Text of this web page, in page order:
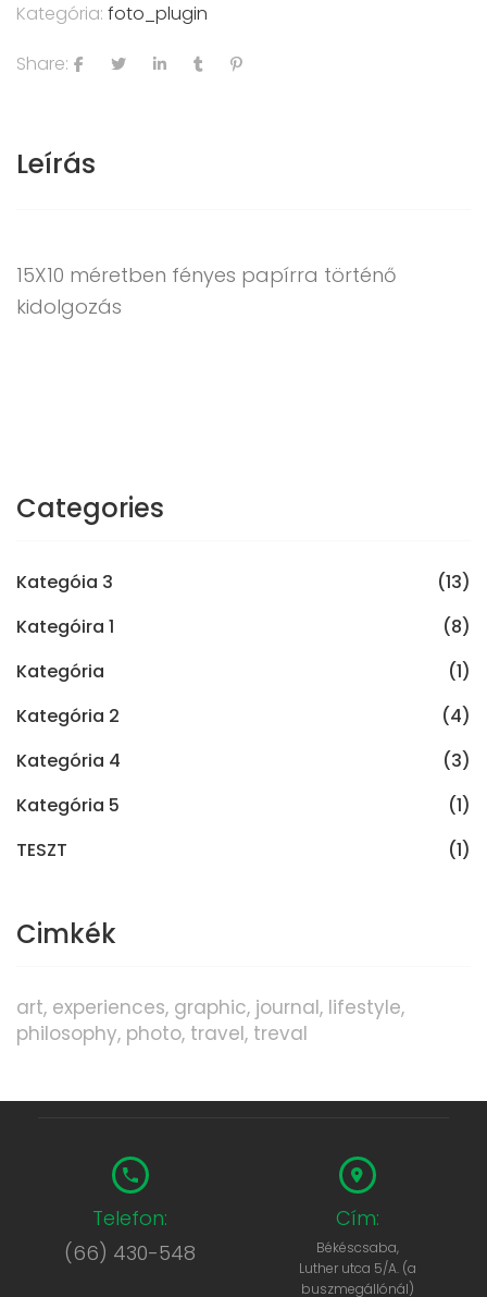
Kategória: foto_plugin
Share:
Leírás
15X10 méretben fényes papírra történő
kidolgozás
Categories
Kategóia 3
(13)
Kategóira 1
(8)
Kategória
(1)
Kategória 2
(4)
Kategória 4
(3)
Kategória 5
(1)
TESZT
(1)
Cimkék
art experiences graphic journal lifestyle
philosophy photo travel treval
Telefon:
(66) 430-548
Cím:
Békéscsaba,
Luther utca 5/A. (a
buszmegállónál)